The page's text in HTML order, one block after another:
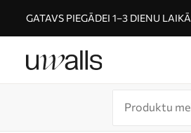
GATAVS PIEGĀDEI 1–3 DIENU LAIKĀ